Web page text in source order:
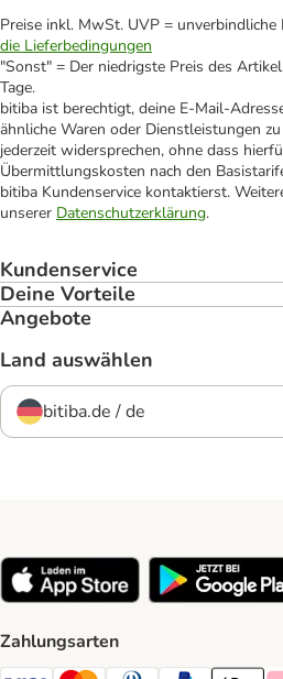
Preise inkl. MwSt. UVP =
die Lieferbedingungen
"Sonst" = Der niedrigste Preis des
Tage.
bitiba ist berechtigt, deine E-Mail-
ähnliche Waren oder Dienstleistungen
jederzeit widersprechen, ohne dass
Übermittlungskosten nach den
bitiba Kundenservice kontaktierst.
unserer Datenschutzerklärung.
Kundenservice
Deine Vorteile
Angebote
Land auswählen
bitiba.de / de
Zahlungsarten